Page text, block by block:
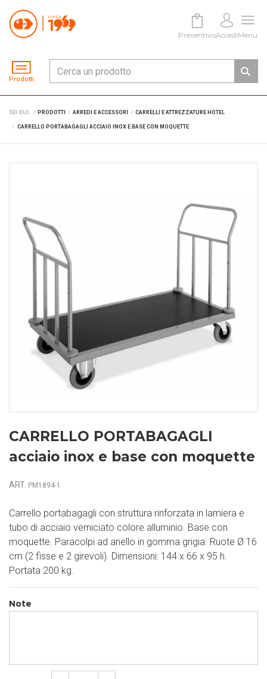
Prodotti
PreventivoAccediMenu
SEI QUI: PRODOTTI ARREDI E ACCESSORI CARRELLI E ATTREZZATURE HOTEL
CARRELLO PORTABAGAGLI ACCIAIO INOX E BASE CON MOQUETTE
CARRELLO PORTABAGAGLI
acciaio inox e base con moquette
ART. PM1894-1
Carrello portabagagli con struttura rinforzata in lamiera e
tubo di acciaio verniciato colore alluminio. Base con
moquette. Paracolpi ad anello in gomma grigia. Ruote Ø 16
cm (2 fisse e 2 girevoli). Dimensioni: 144 x 66 x 95 h.
Portata 200 kg.
Note